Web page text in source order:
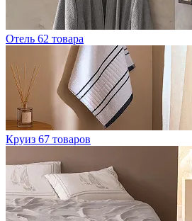
Отель 62 товара
Круиз 67 товаров